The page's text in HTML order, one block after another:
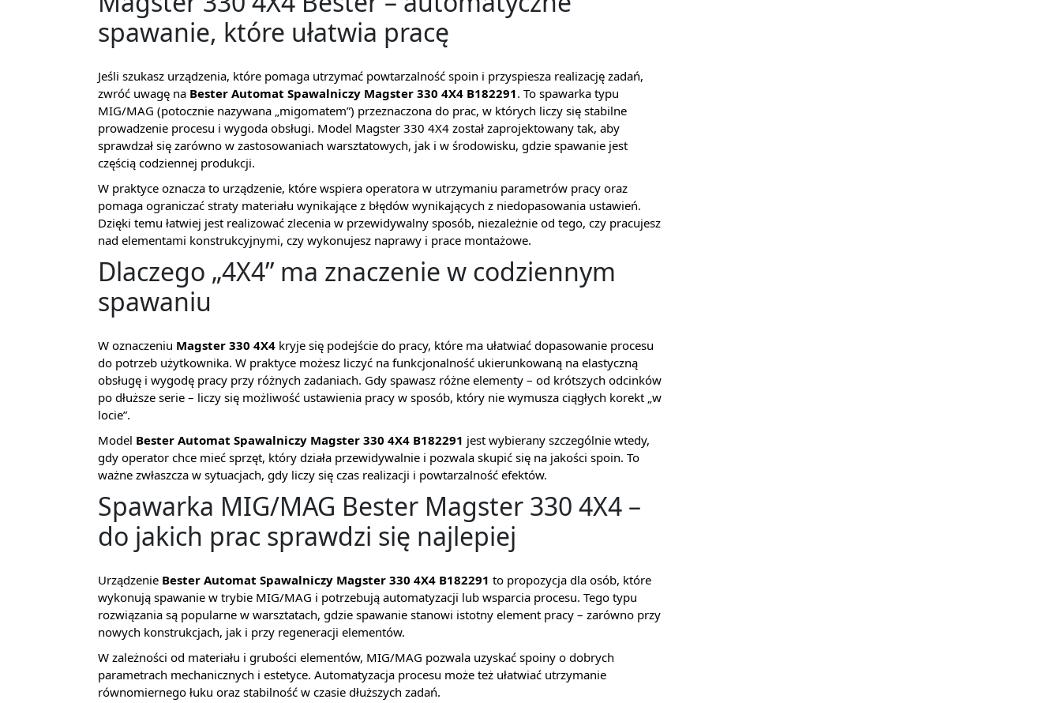
spawanie, które ułatwia pracę
Jeśli szukasz urządzenia, które pomaga utrzymać powtarzalność spoin i przyspiesza realizację zadań,
zwróć uwagę na Bester Automat Spawalniczy Magster 330 4X4 B182291. To spawarka typu
MIG/MAG (potocznie nazywana „migomatem”) przeznaczona do prac, w których liczy się stabilne
prowadzenie procesu i wygoda obsługi. Model Magster 330 4X4 został zaprojektowany tak, aby
sprawdzał się zarówno w zastosowaniach warsztatowych, jak i w środowisku, gdzie spawanie jest
częścią codziennej produkcji.
W praktyce oznacza to urządzenie, które wspiera operatora w utrzymaniu parametrów pracy oraz
pomaga ograniczać straty materiału wynikające z błędów wynikających z niedopasowania ustawień.
Dzięki temu łatwiej jest realizować zlecenia w przewidywalny sposób, niezależnie od tego, czy pracujesz
nad elementami konstrukcyjnymi, czy wykonujesz naprawy i prace montażowe.
Dlaczego „4X4” ma znaczenie w codziennym
spawaniu
W oznaczeniu Magster 330 4X4 kryje się podejście do pracy, które ma ułatwiać dopasowanie procesu
do potrzeb użytkownika. W praktyce możesz liczyć na funkcjonalność ukierunkowaną na elastyczną
obsługę i wygodę pracy przy różnych zadaniach. Gdy spawasz różne elementy – od krótszych odcinków
po dłuższe serie – liczy się możliwość ustawienia pracy w sposób, który nie wymusza ciągłych korekt „w
locie”.
Model Bester Automat Spawalniczy Magster 330 4X4 B182291 jest wybierany szczególnie wtedy,
gdy operator chce mieć sprzęt, który działa przewidywalnie i pozwala skupić się na jakości spoin. To
ważne zwłaszcza w sytuacjach, gdy liczy się czas realizacji i powtarzalność efektów.
Spawarka MIG/MAG Bester Magster 330 4X4 –
do jakich prac sprawdzi się najlepiej
Urządzenie Bester Automat Spawalniczy Magster 330 4X4 B182291 to propozycja dla osób, które
wykonują spawanie w trybie MIG/MAG i potrzebują automatyzacji lub wsparcia procesu. Tego typu
rozwiązania są popularne w warsztatach, gdzie spawanie stanowi istotny element pracy – zarówno przy
nowych konstrukcjach, jak i przy regeneracji elementów.
W zależności od materiału i grubości elementów, MIG/MAG pozwala uzyskać spoiny o dobrych
parametrach mechanicznych i estetyce. Automatyzacja procesu może też ułatwiać utrzymanie
równomiernego łuku oraz stabilność w czasie dłuższych zadań.